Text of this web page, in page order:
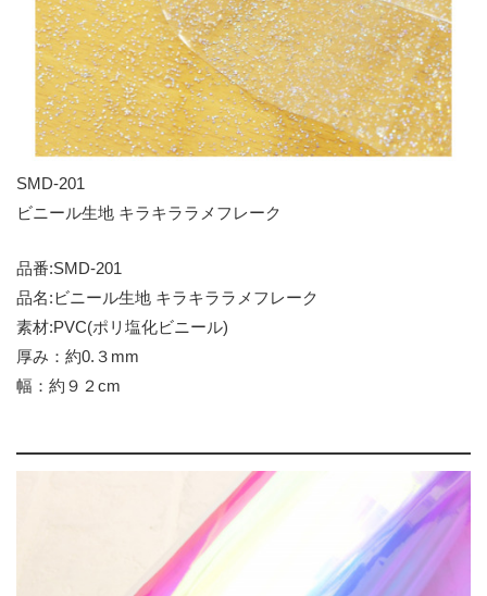
SMD-201
ビニール生地 キラキララメフレーク
品番:SMD-201
品名:ビニール生地 キラキララメフレーク
素材:PVC(ポリ塩化ビニール)
厚み：約0.３mm
幅：約９２cm